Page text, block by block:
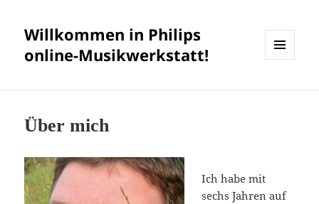
Willkommen in Philips
online-Musikwerkstatt!
Über mich
Ich habe mit
sechs Jahren auf